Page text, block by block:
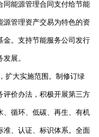
能源管理合同支付给节能
源管理资产交易为特色的资
金。支持节能服务公司发行
展。
扩大实施范围。制修订绿
评价办法，积极开展第三方
、循环、低碳、再生、有机
准、认证、标识体系。全面